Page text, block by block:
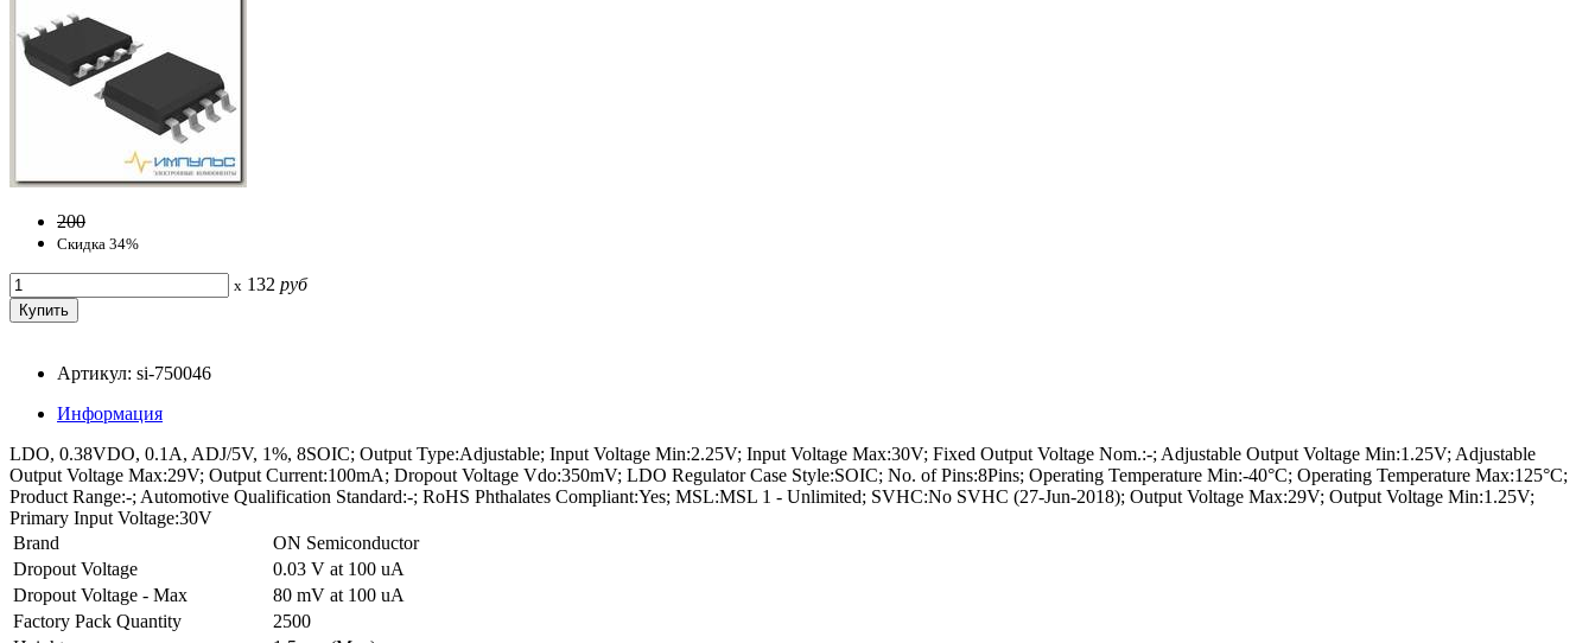
200
Скидка 34%
x 132 руб
Артикул: si-750046
Информация
LDO, 0.38VDO, 0.1A, ADJ/5V, 1%, 8SOIC; Output Type:Adjustable; Input Voltage Min:2.25V; Input Voltage Max:30V; Fixed Output Voltage Nom.:-; Adjustable Output Voltage Min:1.25V; Adjustable
Output Voltage Max:29V; Output Current:100mA; Dropout Voltage Vdo:350mV; LDO Regulator Case Style:SOIC; No. of Pins:8Pins; Operating Temperature Min:-40°C; Operating Temperature Max:125°C;
Product Range:-; Automotive Qualification Standard:-; RoHS Phthalates Compliant:Yes; MSL:MSL 1 - Unlimited; SVHC:No SVHC (27-Jun-2018); Output Voltage Max:29V; Output Voltage Min:1.25V;
Primary Input Voltage:30V
Brand
ON Semiconductor
Dropout Voltage
0.03 V at 100 uA
Dropout Voltage - Max
80 mV at 100 uA
Factory Pack Quantity
2500